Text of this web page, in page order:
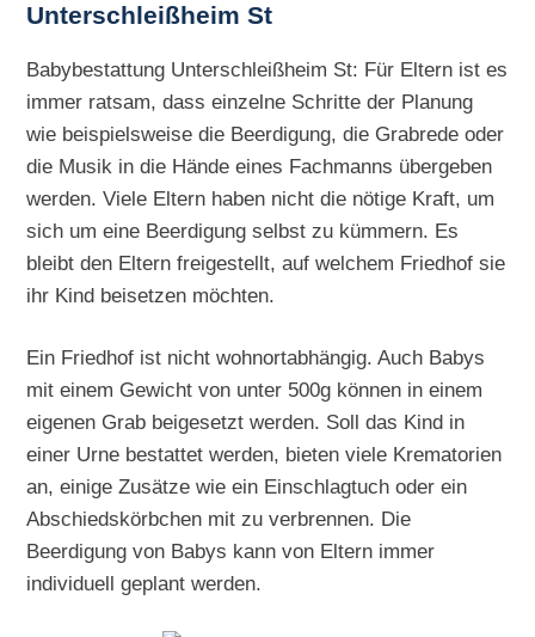
Unterschleißheim St
Babybestattung Unterschleißheim St: Für Eltern ist es
immer ratsam, dass einzelne Schritte der Planung
wie beispielsweise die Beerdigung, die Grabrede oder
die Musik in die Hände eines Fachmanns übergeben
werden. Viele Eltern haben nicht die nötige Kraft, um
sich um eine Beerdigung selbst zu kümmern. Es
bleibt den Eltern freigestellt, auf welchem Friedhof sie
ihr Kind beisetzen möchten.
Ein Friedhof ist nicht wohnortabhängig. Auch Babys
mit einem Gewicht von unter 500g können in einem
eigenen Grab beigesetzt werden. Soll das Kind in
einer Urne bestattet werden, bieten viele Krematorien
an, einige Zusätze wie ein Einschlagtuch oder ein
Abschiedskörbchen mit zu verbrennen. Die
Beerdigung von Babys kann von Eltern immer
individuell geplant werden.